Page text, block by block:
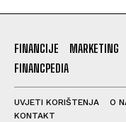
FINANCIJE MARKETING
FINANCPEDIA
UVJETI KORIŠTENJA O
KONTAKT